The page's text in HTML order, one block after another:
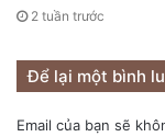
2 tuần trước
Để lại một bình
Email của bạn sẽ